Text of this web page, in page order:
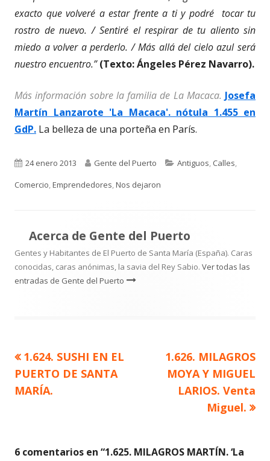
exacto que volveré a estar frente a ti y podré tocar tu
rostro de nuevo. / Sentiré el respirar de tu aliento sin
miedo a volver a perderlo. / Más allá del cielo azul será
nuestro encuentro.” (Texto: Ángeles Pérez Navarro).
Más información sobre la familia de La Macaca. Josefa
Martín Lanzarote 'La Macaca'. nótula 1.455 en
GdP. La belleza de una porteña en París.
Publicado
el
24 enero 2013 Autor
Gente del Puerto Categorías
Antiguos, Calles,
Comercio,Emprendedores,Nos dejaron
Acerca de Gente del Puerto
Gentes y Habitantes de El Puerto de Santa María (España). Caras
conocidas, caras anónimas, la savia del Rey Sabio. Ver todas las
entradas de Gente del Puerto
Navegación
de
Artículo
anterior
1.624. SUSHI EN EL
PUERTO DE SANTA
MARÍA.
Artículo
siguiente
1.626. MILAGROS
MOYA Y MIGUEL
LARIOS. Venta
Miguel.
6 comentarios en “1.625. MILAGROS MARTÍN. ‘La